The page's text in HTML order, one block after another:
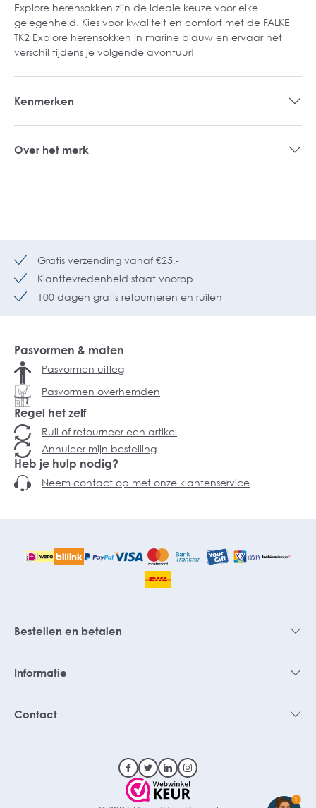
Explore herensokken zijn de ideale keuze voor elke
gelegenheid. Kies voor kwaliteit en comfort met de FALKE
TK2 Explore herensokken in marine blauw en ervaar het
verschil tijdens je volgende avontuur!
Kenmerken
Over het merk
Gratis verzending vanaf €25,-
Klanttevredenheid staat voorop
100 dagen gratis retourneren en ruilen
Pasvormen & maten
Pasvormen uitleg
Pasvormen overhemden
Regel het zelf
Ruil of retourneer een artikel
Annuleer mijn bestelling
Heb je hulp nodig?
Neem contact op met onze klantenservice
Bestellen en betalen
Informatie
Contact
1